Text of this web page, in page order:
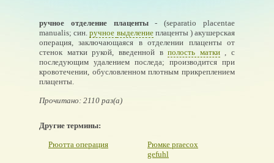
ручное отделение плаценты- (separatio placentae
manualis; син.ручное выделениеплаценты ) акушерская
операция, заключающаяся в отделении плаценты от
стенок матки рукой, введенной вполость матки, с
последующим удалением последа; производится при
кровотечении, обусловленном плотным прикреплением
плаценты.
Прочитано: 2110 раз(а)
Другие термины:
Рюотта операция
Рюмке praecox
gefuhl